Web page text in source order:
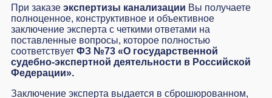
При заказе экспертизы канализации Вы получаете
полноценное, конструктивное и объективное
заключение эксперта с четкими ответами на
поставленные вопросы, которое полностью
соответствует ФЗ №73 «О государственной
судебно-экспертной деятельности в Российской
Федерации».
Заключение эксперта выдается в сброшюрованном,